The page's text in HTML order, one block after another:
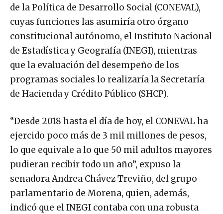
de la Política de Desarrollo Social (CONEVAL),
cuyas funciones las asumiría otro órgano
constitucional autónomo, el Instituto Nacional
de Estadística y Geografía (INEGI), mientras
que la evaluación del desempeño de los
programas sociales lo realizaría la Secretaría
de Hacienda y Crédito Público (SHCP).
“Desde 2018 hasta el día de hoy, el CONEVAL ha
ejercido poco más de 3 mil millones de pesos,
lo que equivale a lo que 50 mil adultos mayores
pudieran recibir todo un año”, expuso la
senadora Andrea Chávez Treviño, del grupo
parlamentario de Morena, quien, además,
indicó que el INEGI contaba con una robusta